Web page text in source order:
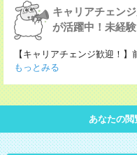
キャリアチェン
が活躍中！未経
【キャリアチェンジ歓迎！
もっとみる
あなたの閲